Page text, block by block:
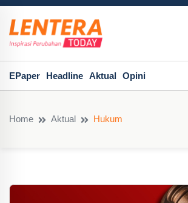
EPaper Headline Aktual Opini
Home Aktual Hukum